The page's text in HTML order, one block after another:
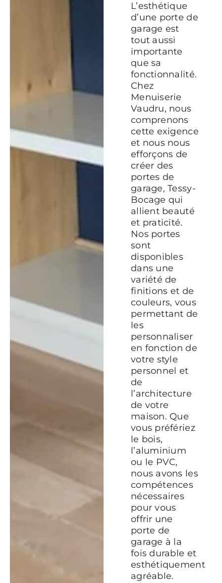
L’esthétique
d’une porte de
garage est
tout aussi
importante
que sa
fonctionnalité.
Chez
Menuiserie
Vaudru, nous
comprenons
cette exigence
et nous nous
efforçons de
créer des
portes de
garage, Tessy-
Bocage qui
allient beauté
et praticité.
Nos portes
sont
disponibles
dans une
variété de
finitions et de
couleurs, vous
permettant de
les
personnaliser
en fonction de
votre style
personnel et
de
l’architecture
de votre
maison. Que
vous préfériez
le bois,
l’aluminium
ou le PVC,
nous avons les
compétences
nécessaires
pour vous
offrir une
porte de
garage à la
fois durable et
esthétiquement
agréable.